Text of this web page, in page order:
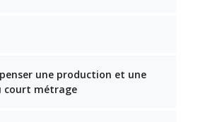
une production et une
court métrage